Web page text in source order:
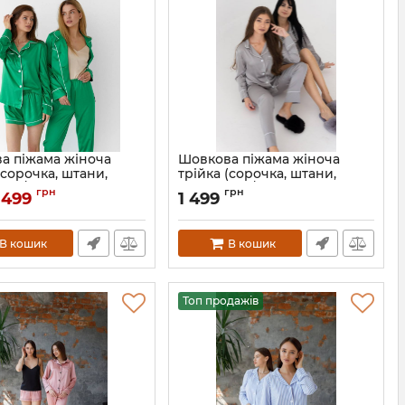
піжама жіноча
штани,
21 зелений
015-21-zelenyi-M
499 грн
В кошик
Шовкова піжама жіноча
трійка (сорочка, штани,
шорти) 015/21 срібло
Артикул:
1 499 грн
В кошик
Топ продажів